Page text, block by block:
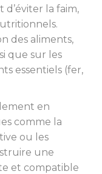
la faim,
des aliments,
que sur les
essentiels (fer,
en
comme la
ou les
une
et compatible